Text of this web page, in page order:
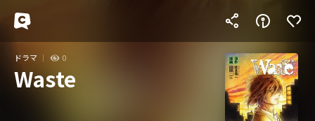
ドラマ 0
Waste